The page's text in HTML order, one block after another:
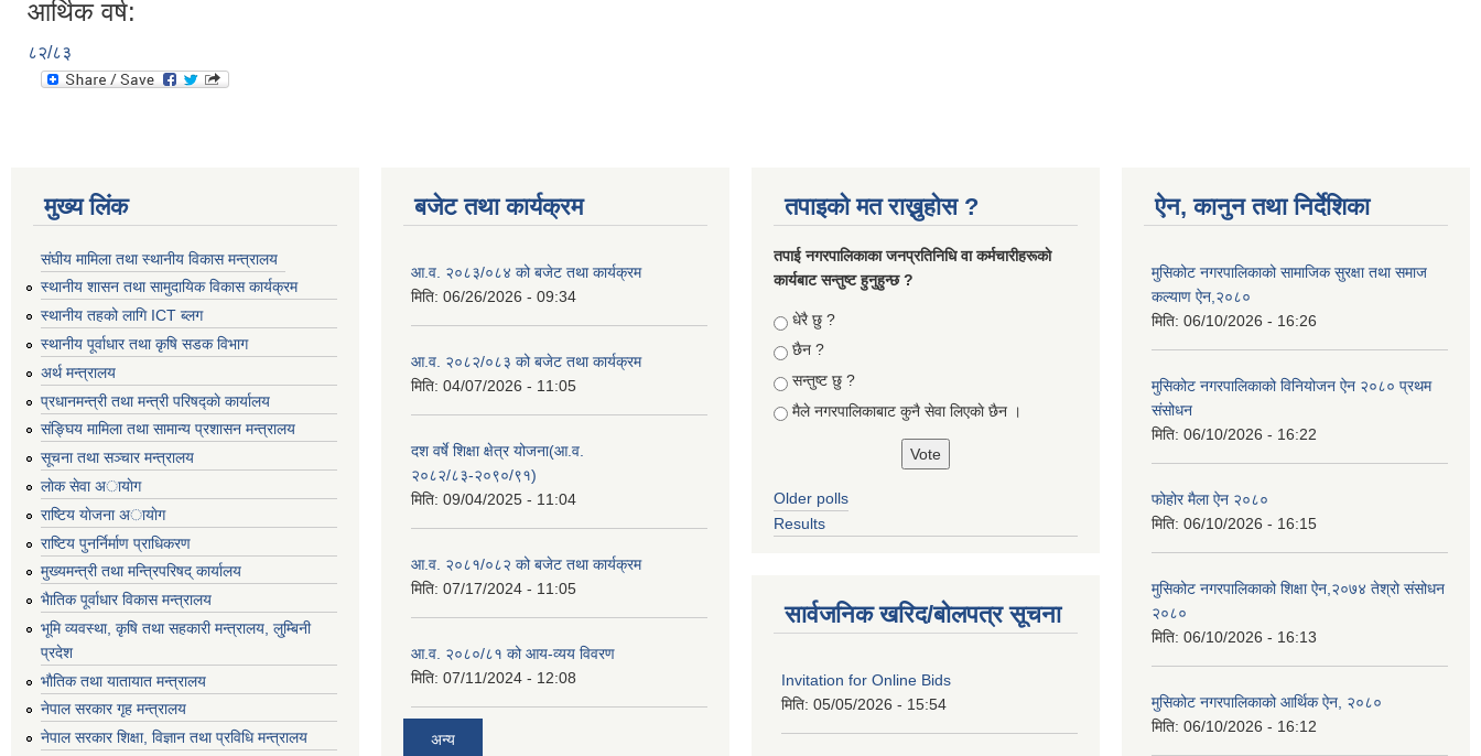
आर्थिक वर्ष:
८२/८३
मुख्य लिंक
संघीय मामिला तथा स्थानीय विकास मन्त्रालय
स्थानीय शासन तथा सामुदायिक विकास कार्यक्रम
स्थानीय तहको लागि ICT ब्लग
स्थानीय पूर्वाधार तथा कृषि सडक विभाग
अर्थ मन्त्रालय
प्रधानमन्त्री तथा मन्त्री परिषद्काे कार्यालय
संङ्घिय मामिला तथा सामान्य प्रशासन मन्त्रालय
सूचना तथा सञ्चार मन्त्रालय
लाेक सेवा अायाेग
राष्टिय याेजना अायाेग
राष्टिय पुनर्निर्माण प्राधिकरण
मुख्यमन्त्री तथा मन्त्रिपरिषद् कार्यालय
भैातिक पूर्वाधार विकास मन्त्रालय
भूमि व्यवस्था, कृषि तथा सहकारी मन्त्रालय, लु्म्बिनी
प्रदेश
भाैतिक तथा यातायात मन्त्रालय
नेपाल सरकार गृह मन्त्रालय
नेपाल सरकार शिक्षा, विज्ञान तथा प्रविधि मन्त्रालय
बजेट तथा कार्यक्रम
आ.व. २०८३/०८४ को बजेट तथा कार्यक्रम
मिति: 06/26/2026 - 09:34
आ.व. २०८२/०८३ को बजेट तथा कार्यक्रम
मिति: 04/07/2026 - 11:05
दश वर्षे शिक्षा क्षेत्र योजना(आ.व.
२०८२/८३-२०९०/९१)
मिति: 09/04/2025 - 11:04
आ.व. २०८१/०८२ को बजेट तथा कार्यक्रम
मिति: 07/17/2024 - 11:05
आ.व. २०८०/८१ को आय-व्यय विवरण
मिति: 07/11/2024 - 12:08
अन्य
तपाइको मत राख्नुहोस ?
तपा‌ई नगरपालिकाका जनप्रतिनिधि वा कर्मचारीहरूकाे
कार्यबाट सन्तुष्ट हुनुहुन्छ ?
Choices
धेरै छु ?
छैन ?
सन्तुष्ट छु ?
मैले नगरपालिकाबाट कुनै सेवा लिएकाे छैन ।
Older polls
Results
सार्वजनिक खरिद/बोलपत्र सूचना
Invitation for Online Bids
मिति: 05/05/2026 - 15:54
ऐन, कानुन तथा निर्देशिका
मुसिकोट नगरपालिकाको सामाजिक सुरक्षा तथा समाज
कल्याण ऐन,२०८०
मिति: 06/10/2026 - 16:26
मुसिकोट नगरपालिकाको विनियोजन ऐन २०८० प्रथम
संसोधन
मिति: 06/10/2026 - 16:22
फोहोर मैला ऐन २०८०
मिति: 06/10/2026 - 16:15
मुसिकोट नगरपालिकाको शिक्षा ऐन,२०७४ तेश्रो संसोधन
२०८०
मिति: 06/10/2026 - 16:13
मुसिकोट नगरपालिकाको आर्थिक ऐन, २०८०
मिति: 06/10/2026 - 16:12